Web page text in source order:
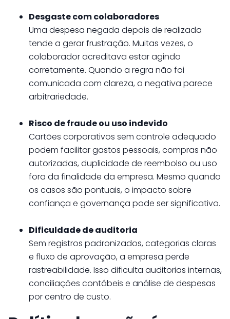
Desgaste com colaboradores
Uma despesa negada depois de realizada
tende a gerar frustração. Muitas vezes, o
colaborador acreditava estar agindo
corretamente. Quando a regra não foi
comunicada com clareza, a negativa parece
arbitrariedade.
Risco de fraude ou uso indevido
Cartões corporativos sem controle adequado
podem facilitar gastos pessoais, compras não
autorizadas, duplicidade de reembolso ou uso
fora da finalidade da empresa. Mesmo quando
os casos são pontuais, o impacto sobre
confiança e governança pode ser significativo.
Dificuldade de auditoria
Sem registros padronizados, categorias claras
e fluxo de aprovação, a empresa perde
rastreabilidade. Isso dificulta auditorias internas,
conciliações contábeis e análise de despesas
por centro de custo.